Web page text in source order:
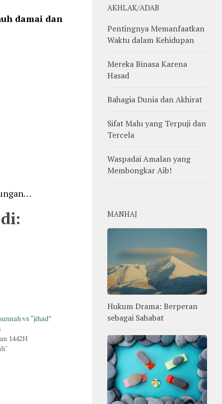
damai dan
vs “jihad”
1442H
AKHLAK/ADAB
Pentingnya Memanfaatkan
Waktu dalam Kehidupan
Mereka Binasa Karena
Hasad
Bahagia Dunia dan Akhirat
Sifat Malu yang Terpuji dan
Tercela
Waspadai Amalan yang
Membongkar Aib!
MANHAJ
Hukum Drama: Berperan
sebagai Sahabat